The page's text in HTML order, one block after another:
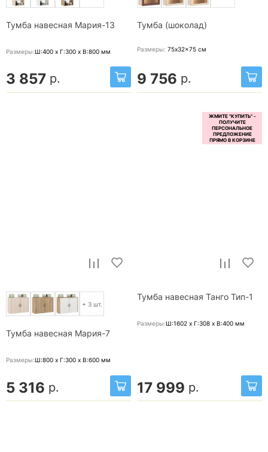
Тумба навесная Мария-13
Размеры:Ш:400 x Г:300 x В:800 мм
3 857 р.
Тумба (шоколад)
Размеры: 75x32x75 см
9 756 р.
+ 3 шт.
Тумба навесная Мария-7
Размеры:Ш:800 x Г:300 x В:600 мм
5 316 р.
Тумба навесная Танго Тип-1
Размеры:Ш:1602 x Г:308 x В:400 мм
17 999 р.